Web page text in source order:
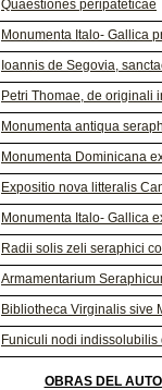
Quaestiones peripatéticae
Monumenta Italo- Gallica
Ioannis de Segovia,
Petri Thomae, de originali
Monumenta antiqua
Monumenta Dominicana
Expositio nova litteralis
Monumenta Italo- Gallica
Radii solis zeli seraphici
Armamentarium
Bibliotheca Virginalis sive
Funiculi nodi indissolubilis
OBRAS DEL